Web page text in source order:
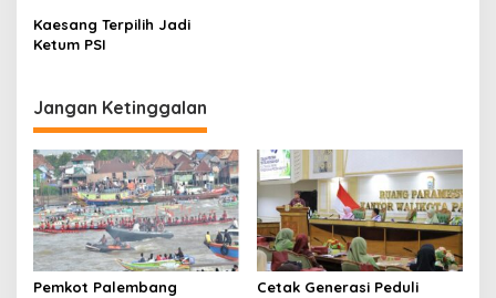
i
o
n
Kaesang Terpilih Jadi
Ketum PSI
Jangan Ketinggalan
Pemkot Palembang Cetak Generasi Peduli